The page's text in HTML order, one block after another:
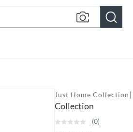
Just Home Collection |
Collection
(0)